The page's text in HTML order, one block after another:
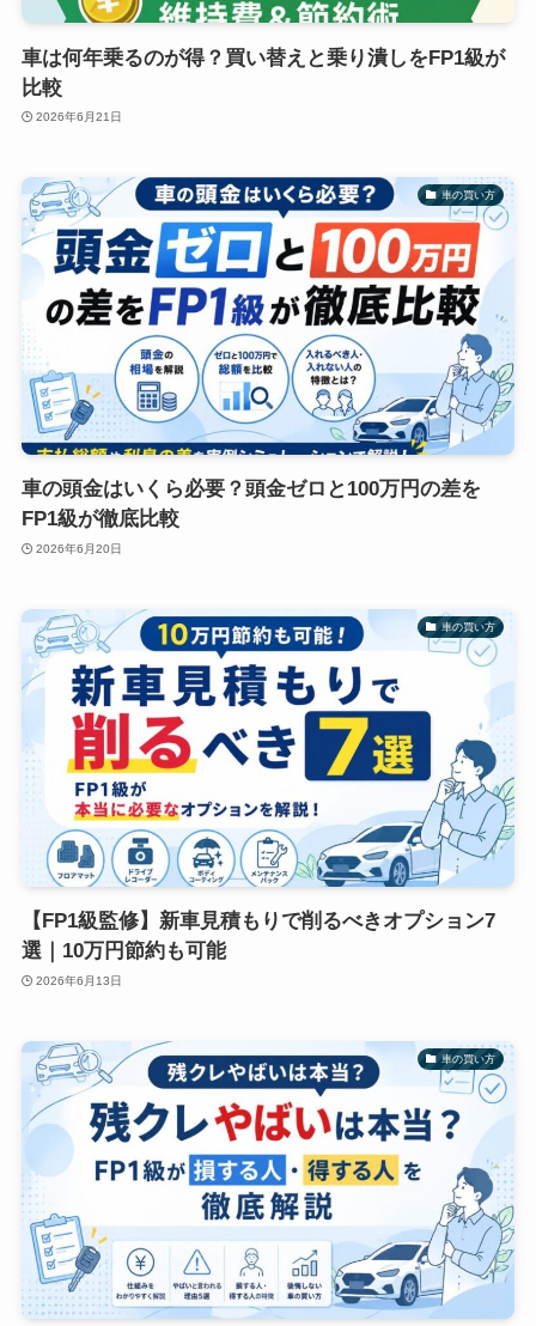
車は何年乗るのが得？買い替えと乗り潰しをFP1級が
比較
2026年6月21日
車の買い方
車の頭金はいくら必要？頭金ゼロと100万円の差を
FP1級が徹底比較
2026年6月20日
車の買い方
【FP1級監修】新車見積もりで削るべきオプション7
選｜10万円節約も可能
2026年6月13日
車の買い方